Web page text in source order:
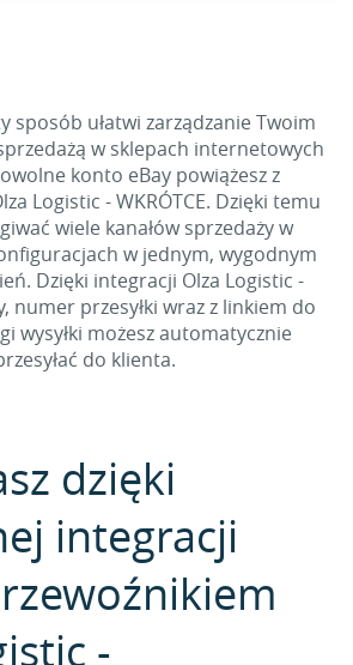
sposób ułatwi zarządzanie Twoim
w sklepach internetowych
konto eBay powiążesz z
Logistic - WKRÓTCE. Dzięki temu
wiele kanałów sprzedaży w
w jednym, wygodnym
Dzięki integracji Olza Logistic -
numer przesyłki wraz z linkiem do
wysyłki możesz automatycznie
do klienta.
dzięki
integracji
-